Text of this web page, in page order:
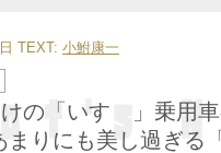
TEXT: 小鮒康一
の「いすゞ」乗用
りにも美し過ぎる